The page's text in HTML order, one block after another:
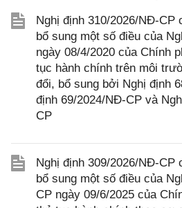
Nghị định 310/2026/NĐ-CP
bổ sung một số điều của
ngày 08/4/2020 của Chính
tục hành chính trên môi
đổi, bổ sung bởi Nghị định
định 69/2024/NĐ-CP và
CP
Nghị định 309/2026/NĐ-CP
bổ sung một số điều của
CP ngày 09/6/2025 của